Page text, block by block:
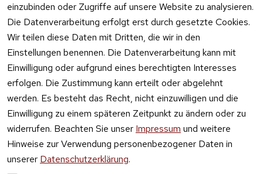
einzubinden oder Zugriffe auf unsere Website zu analysieren.
Die Datenverarbeitung erfolgt erst durch gesetzte Cookies.
Wir teilen diese Daten mit Dritten, die wir in den
Einstellungen benennen. Die Datenverarbeitung kann mit
Einwilligung oder aufgrund eines berechtigten Interesses
erfolgen. Die Zustimmung kann erteilt oder abgelehnt
werden. Es besteht das Recht, nicht einzuwilligen und die
Einwilligung zu einem späteren Zeitpunkt zu ändern oder zu
widerrufen. Beachten Sie unser Impressum und weitere
Hinweise zur Verwendung personenbezogener Daten in
unserer Datenschutzerklärung.
Vertrag
widerrufen